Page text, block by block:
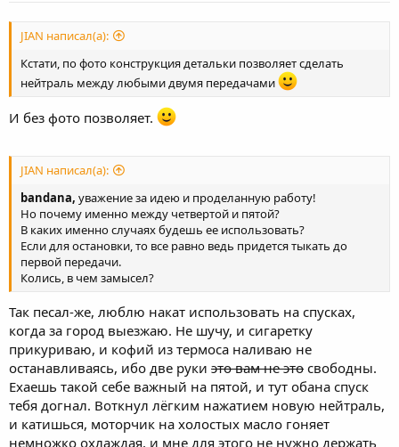
JIAN написал(а):
Кстати, по фото конструкция детальки позволяет сделать
нейтраль между любыми двумя передачами
И без фото позволяет.
JIAN написал(а):
bandana, уважение за идею и проделанную работу!
Но почему именно между четвертой и пятой?
В каких именно случаях будешь ее использовать?
Если для остановки, то все равно ведь придется тыкать до
первой передачи.
Колись, в чем замысел?
Так песал-же, люблю накат использовать на спусках,
когда за город выезжаю. Не шучу, и сигаретку
прикуриваю, и кофий из термоса наливаю не
останавливаясь, ибо две руки это вам не это свободны.
Ехаешь такой себе важный на пятой, и тут обана спуск
тебя догнал. Воткнул лёгким нажатием новую нейтраль,
и катишься, моторчик на холостых масло гоняет
немножко охлаждая, и мне для этого не нужно держать